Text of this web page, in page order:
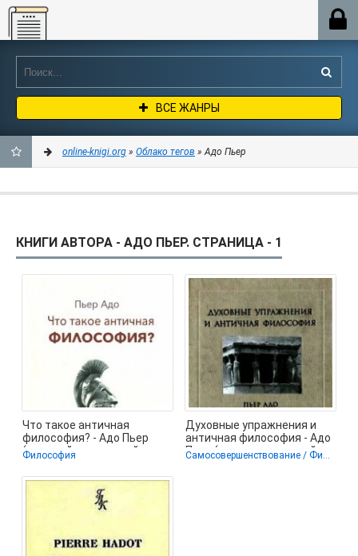
Online-knigi.org
ВСЕ ЖАНРЫ
ЗАКЛАДКИ
online-knigi.org » Облако тегов » Адо Пьер
КНИГИ АВТОРА - АДО ПЬЕР. СТРАНИЦА - 1
Что такое античная
философия? - Адо Пьер
(хороший книги онлайн
бесплатно .txt,
Философия
Духовные упражнения и
античная философия - Адо
Пьер (книги серии онлайнСамосовершенствование / Философия